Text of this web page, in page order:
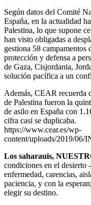
Según datos del Comité
España, en la actualidad
Palestina, lo que supone
han visto obligadas a
gestiona 58 campamentos
protección y defensa a
de Gaza, Cisjordania,
solución pacífica a un
Además, CEAR recuerda
de Palestina fueron la
de asilo en España con
cifra casi se duplicaba.
https://www.cear.es/wp-
content/uploads/2019/
Los saharauis,
condiciones en el desierto
enfermedad, carencias,
paciencia, y con la
elegir su destino.